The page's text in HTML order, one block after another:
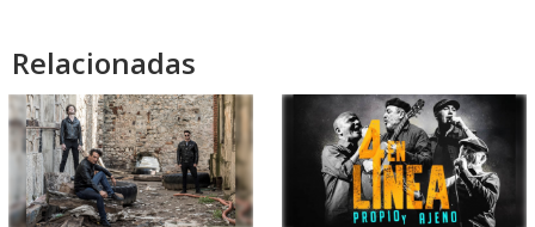
Relacionadas